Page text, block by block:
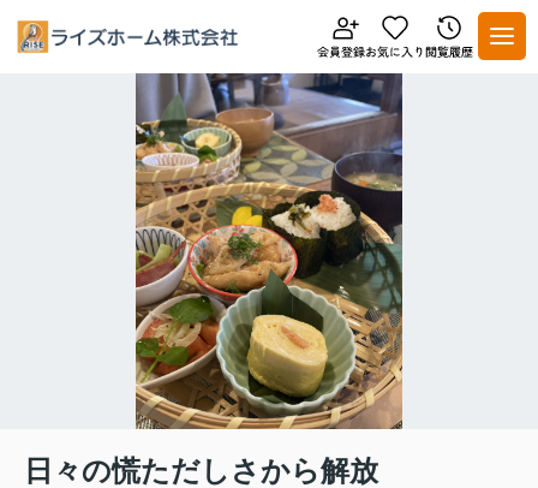
日々の慌ただしさから解放